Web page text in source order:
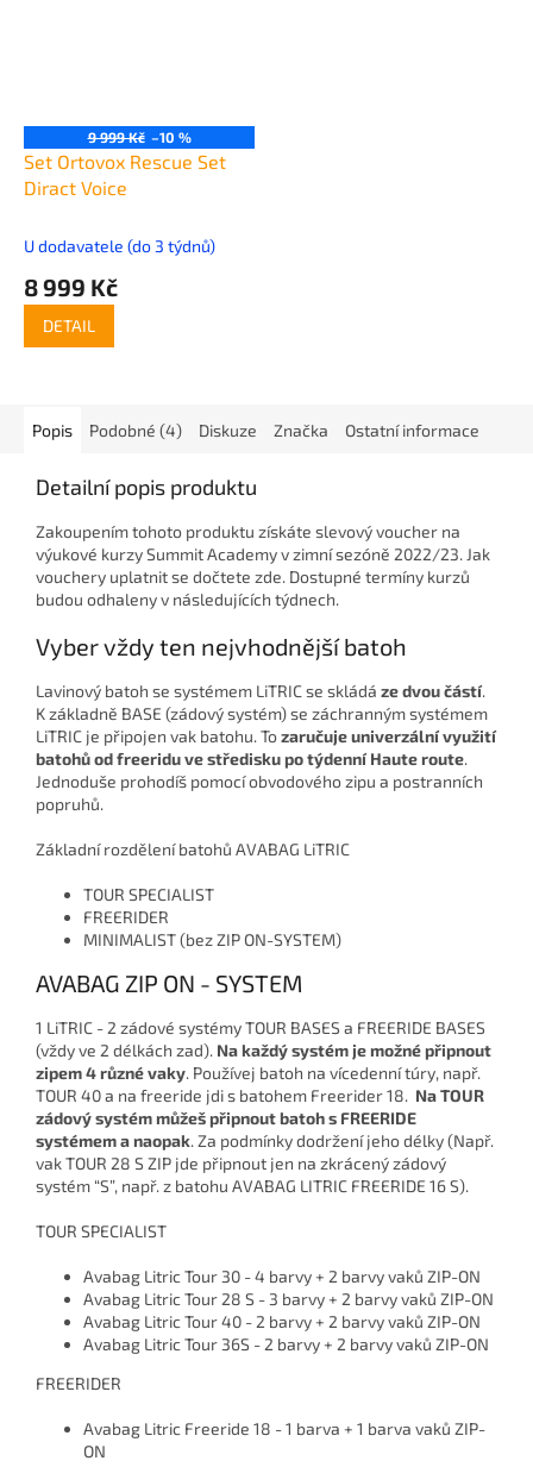
9 999 Kč –10 %
Set Ortovox Rescue Set
Diract Voice
U dodavatele (do 3 týdnů)
8 999 Kč
DETAIL
Popis Podobné (4) Diskuze Značka Ostatní informace
Detailní popis produktu
Zakoupením tohoto produktu získáte slevový voucher na
výukové kurzy Summit Academy v zimní sezóně 2022/23. Jak
vouchery uplatnit se dočtete zde. Dostupné termíny kurzů
budou odhaleny v následujících týdnech.
Vyber vždy ten nejvhodnější batoh
Lavinový batoh se systémem LiTRIC se skládá ze dvou částí.
K základně BASE (zádový systém) se záchranným systémem
LiTRIC je připojen vak batohu. Tozaručuje univerzální využití
batohů od freeridu ve středisku po týdenní Haute route.
Jednoduše prohodíš pomocí obvodového zipu a postranních
popruhů.
Základní rozdělení batohů AVABAG LiTRIC
TOUR SPECIALIST
FREERIDER
MINIMALIST (bez ZIP ON-SYSTEM)
AVABAG ZIP ON - SYSTEM
1 LiTRIC - 2 zádové systémy TOUR BASES a FREERIDE BASES
(vždy ve 2 délkách zad). Na každý systém je možné připnout
zipem 4 různé vaky. Používej batoh na vícedenní túry, např.
TOUR 40 a na freeride jdi s batohem Freerider 18. Na TOUR
zádový systém můžeš připnout batoh s FREERIDE
systémem a naopak. Za podmínky dodržení jeho délky (Např.
vak TOUR 28 S ZIP jde připnout jen na zkrácený zádový
systém “S”, např. z batohu AVABAG LITRIC FREERIDE 16 S).
TOUR SPECIALIST
Avabag Litric Tour 30 - 4 barvy + 2 barvy vaků ZIP-ON
Avabag Litric Tour 28 S - 3 barvy + 2 barvy vaků ZIP-ON
Avabag Litric Tour 40 - 2 barvy + 2 barvy vaků ZIP-ON
Avabag Litric Tour 36S - 2 barvy + 2 barvy vaků ZIP-ON
FREERIDER
Avabag Litric Freeride 18 - 1 barva + 1 barva vaků ZIP-
ON